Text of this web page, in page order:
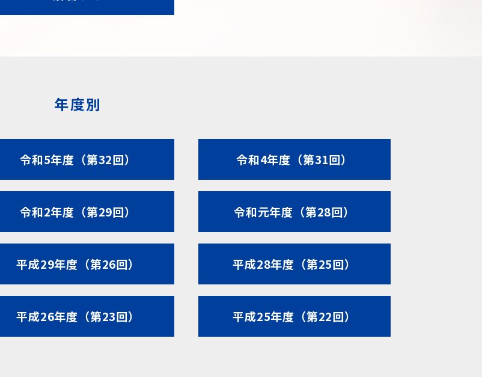
年度別
令和5年度（第32回） 令和4年度（第31回）
令和2年度（第29回） 令和元年度（第28回）
平成29年度（第26回） 平成28年度（第25回）
平成26年度（第23回） 平成25年度（第22回）